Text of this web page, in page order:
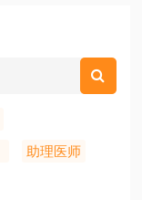
助理医师